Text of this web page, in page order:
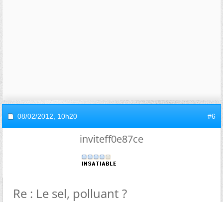
08/02/2012, 10h20 #6
inviteff0e87ce
Re : Le sel, polluant ?